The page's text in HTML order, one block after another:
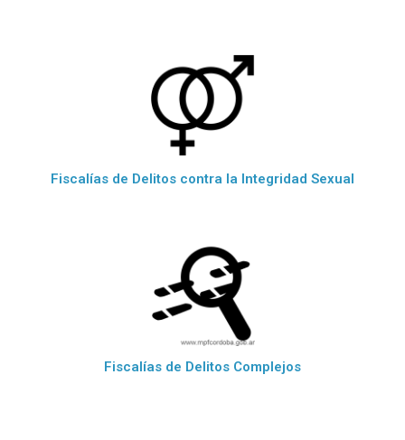
Fiscalías de Delitos contra la Integridad Sexual
Fiscalías de Delitos Complejos